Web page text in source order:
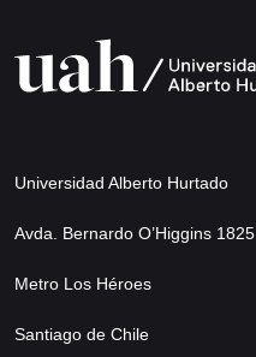
Universidad Alberto Hurtado
Avda. Bernardo O’Higgins 1825
Metro Los Héroes
Santiago de Chile